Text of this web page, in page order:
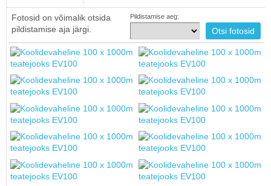
Fotosid on võimalik otsida
pildistamise aja järgi.
Pildistamise aeg: